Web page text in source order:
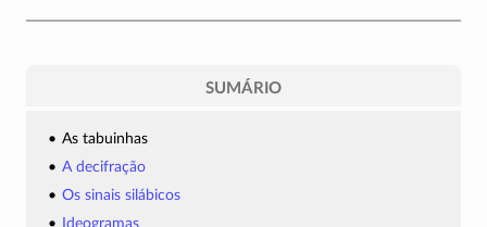
SUMÁRIO
As tabuinhas
A decifração
Os sinais silábicos
Ideogramas